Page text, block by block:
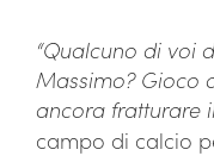
“Qualcuno di voi
Massimo? Gioco
ancora fratturare
campo di calcio